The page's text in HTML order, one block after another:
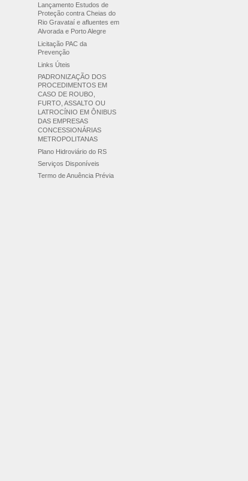
Lançamento Estudos de
Proteção contra Cheias do
Rio Gravataí e afluentes em
Alvorada e Porto Alegre
Licitação PAC da
Prevenção
Links Úteis
PADRONIZAÇÃO DOS
PROCEDIMENTOS EM
CASO DE ROUBO,
FURTO, ASSALTO OU
LATROCÍNIO EM ÔNIBUS
DAS EMPRESAS
CONCESSIONÁRIAS
METROPOLITANAS
Plano Hidroviário do RS
Serviços Disponíveis
Termo de Anuência Prévia